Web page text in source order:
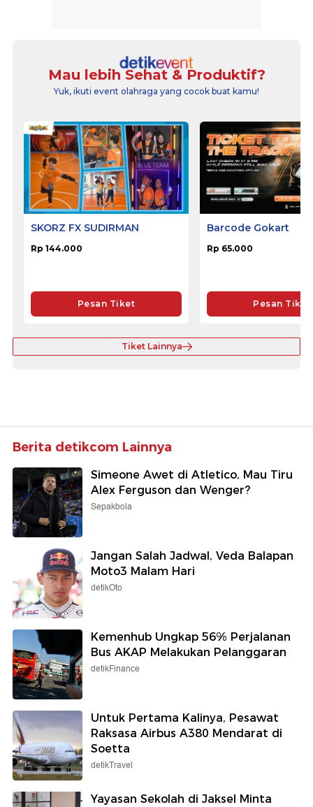
Mau lebih Sehat & Produktif?
Yuk, ikuti event olahraga yang cocok buat kamu!
SKORZ FX SUDIRMAN
Rp 144.000
Pesan Tiket
Barcode Gokart
Rp 65.000
Pesan Tiket
Tiket Lainnya
Berita detikcom Lainnya
Simeone Awet di Atletico, Mau Tiru
Alex Ferguson dan Wenger?
Sepakbola
Jangan Salah Jadwal, Veda Balapan
Moto3 Malam Hari
detikOto
Kemenhub Ungkap 56% Perjalanan
Bus AKAP Melakukan Pelanggaran
detikFinance
Untuk Pertama Kalinya, Pesawat
Raksasa Airbus A380 Mendarat di
Soetta
detikTravel
Yayasan Sekolah di Jaksel Minta